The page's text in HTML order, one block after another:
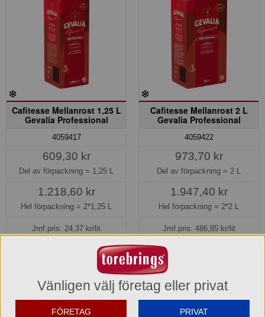
Cafitesse Mellanrost 1,25 L
Gevalia Professional
4059417
609,30 kr
Del av förpackning = 1,25 L
1.218,60 kr
Hel förpackning = 2*1,25 L
Jmf.pris: 24,37 kr/lit
Lager: 13 del av förp.
Köp »
Cafitesse Mellanrost 2 L
Gevalia Professional
4059422
973,70 kr
Del av förpackning = 2 L
1.947,40 kr
Hel förpackning = 2*2 L
Jmf.pris: 486,85kr/lit
Lager: 26 del av förp.
Köp »
Vänligen välj företag eller privat
FÖRETAG PRIVAT